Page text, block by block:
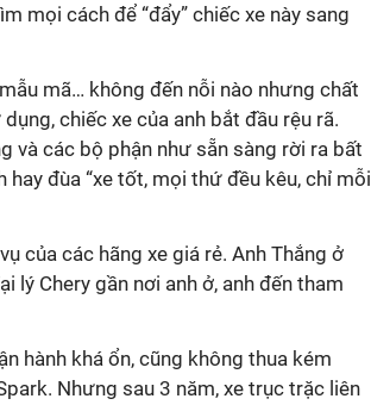
mọi cách để “đẩy” chiếc xe này sang
mã… không đến nỗi nào nhưng chất
chiếc xe của anh bắt đầu rệu rã.
và các bộ phận như sẵn sàng rời ra bất
hay đùa “xe tốt, mọi thứ đều kêu, chỉ mỗi
của các hãng xe giá rẻ. Anh Thắng ở
lý Chery gần nơi anh ở, anh đến tham
hành khá ổn, cũng không thua kém
Nhưng sau 3 năm, xe trục trặc liên